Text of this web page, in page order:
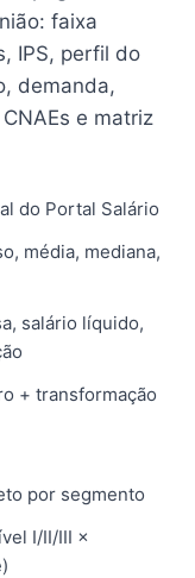
faixa
IPS, perfil do
demanda,
e matriz
do Portal Salário
média, mediana,
salário líquido,
+ transformação
por segmento
I/II/III ×